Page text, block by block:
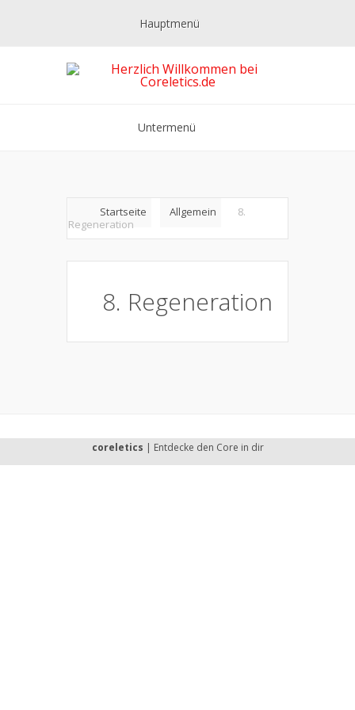
Hauptmenü
Untermenü
Startseite Allgemein
8.
Regeneration
8. Regeneration
coreletics | Entdecke den Core in dir